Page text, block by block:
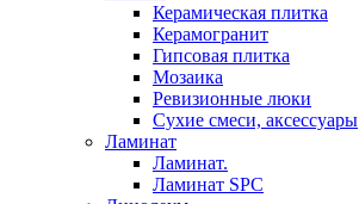
Керамическая плитка
Керамогранит
Гипсовая плитка
Мозаика
Ревизионные люки
Сухие смеси, аксессуары
Ламинат
Ламинат.
Ламинат SPC